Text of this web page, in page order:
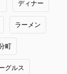
ディナー
ラーメン
町
グルス